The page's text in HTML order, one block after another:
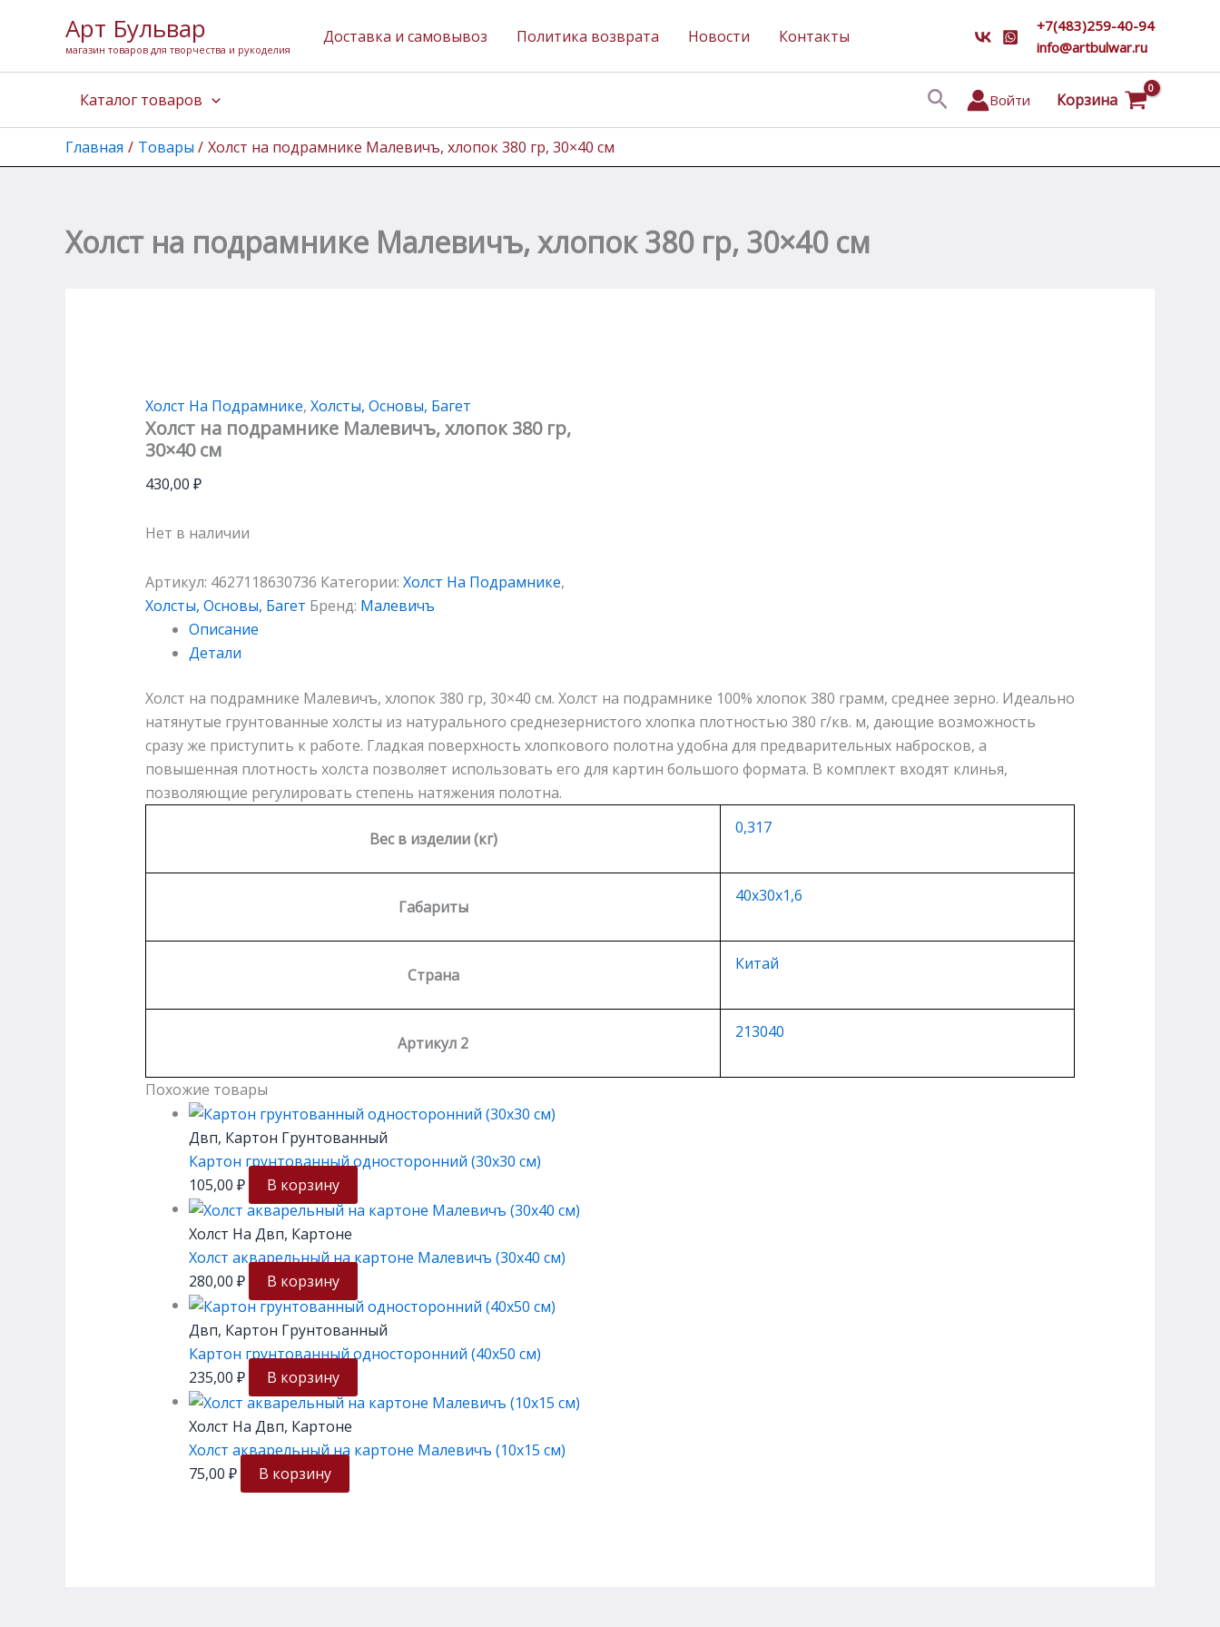
содержимому
Арт Бульвар
магазин товаров для творчества и рукоделия
Доставка и самовывоз Политика возврата Новости Контакты
+7(483)259-40-94
info@artbulwar.ru
Каталог товаров ПоискВойти Корзина
Главная Товары Холст на подрамнике Малевичъ, хлопок 380 гр, 30×40 см
Холст на подрамнике Малевичъ, хлопок 380 гр, 30×40 см
Холст На Подрамнике, Холсты, Основы, Багет
Холст на подрамнике Малевичъ, хлопок 380 гр,
30×40 см
430,00 ₽
Нет в наличии
Артикул: 4627118630736 Категории: Холст На Подрамнике,
Холсты, Основы, Багет Бренд: Малевичъ
Описание
Детали
Холст на подрамнике Малевичъ, хлопок 380 гр, 30×40 см. Холст на подрамнике 100% хлопок 380 грамм, среднее зерно. Идеально
натянутые грунтованные холсты из натурального среднезернистого хлопка плотностью 380 г/кв. м, дающие возможность
сразу же приступить к работе. Гладкая поверхность хлопкового полотна удобна для предварительных набросков, а
повышенная плотность холста позволяет использовать его для картин большого формата. В комплект входят клинья,
позволяющие регулировать степень натяжения полотна.
Вес в изделии (кг)
0,317
Габариты
40х30х1,6
Страна
Китай
Артикул 2
213040
Похожие товары
Двп, Картон Грунтованный
Картон грунтованный односторонний (30х30 см)
105,00 ₽ В корзину
Холст На Двп, Картоне
Холст акварельный на картоне Малевичъ (30х40 см)
280,00 ₽ В корзину
Двп, Картон Грунтованный
Картон грунтованный односторонний (40х50 см)
235,00 ₽ В корзину
Холст На Двп, Картоне
Холст акварельный на картоне Малевичъ (10х15 см)
75,00 ₽ В корзину